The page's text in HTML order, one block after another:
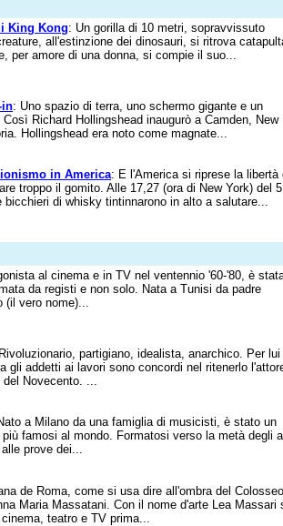
King Kong: Un gorilla di 10 metri, sopravvissuto
all'estinzione dei dinosauri, si ritrova
per amore di una donna, si compie il suo...
in: Uno spazio di terra, uno schermo gigante e un
Richard Hollingshead inaugurò a Camden, New
Hollingshead era noto come magnate...
in America: E l'America si riprese la libertà
troppo il gomito. Alle 17,27 (ora di New York) del 5
di whisky tintinnarono in alto a salutare...
al cinema e in TV nel ventennio '60-'80, è
da registi e non solo. Nata a Tunisi da padre
(il vero nome)...
partigiano, idealista, anarchico. Per lui
gli addetti ai lavori sono concordi nel ritenerlo
Novecento. ...
a Milano da una famiglia di musicisti, è stato un
famosi al mondo. Formatosi verso la metà degli
prove dei...
de Roma, come si usa dire all'ombra del
Maria Massatani. Con il nome d'arte Lea Massari
teatro e TV prima...